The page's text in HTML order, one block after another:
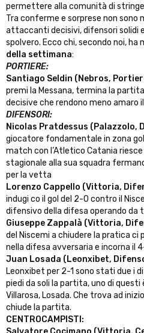
permettere alla comunità di
Tra conferme e sorprese non sono
attaccanti decisivi, difensori solidi
spolvero. Ecco chi, secondo noi,
della settimana:
PORTIERE:
Santiago Seldin (Nebros,
premi la Messana, termina la
decisive che rendono meno amaro
DIFENSORI:
Nicolas Pratdessus (Palazzolo,
giocatore fondamentale in zona gol
match con l’Atletico Catania
stagionale alla sua squadra
per la vetta
Lorenzo Cappello (Vittoria,
indugi co il gol del 2-0 contro il
difensivo della difesa operando da
Giuseppe Zappalà (Vittoria,
del Niscemi a chiudere la pratica ci
nella difesa avversaria e incorna il
Juan Losada (Leonxibet,
Leonxibet per 2-1 sono stati due i
piedi da soli la partita, uno di
Villarosa, Losada. Che trova ad
chiude la partita.
CENTROCAMPISTI: